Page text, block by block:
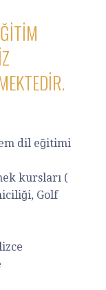
dil eğitimi
kursları (
Golf